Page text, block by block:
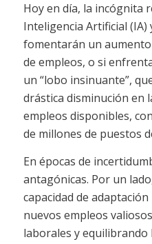
Hoy en día, la incógnita
Inteligencia Artificial (IA)
fomentarán un aumento
de empleos, o si
un “lobo insinuante”,
drástica disminución en
empleos disponibles,
de millones de puestos
En épocas de
antagónicas. Por un
capacidad de
nuevos empleos
laborales y equilibrando